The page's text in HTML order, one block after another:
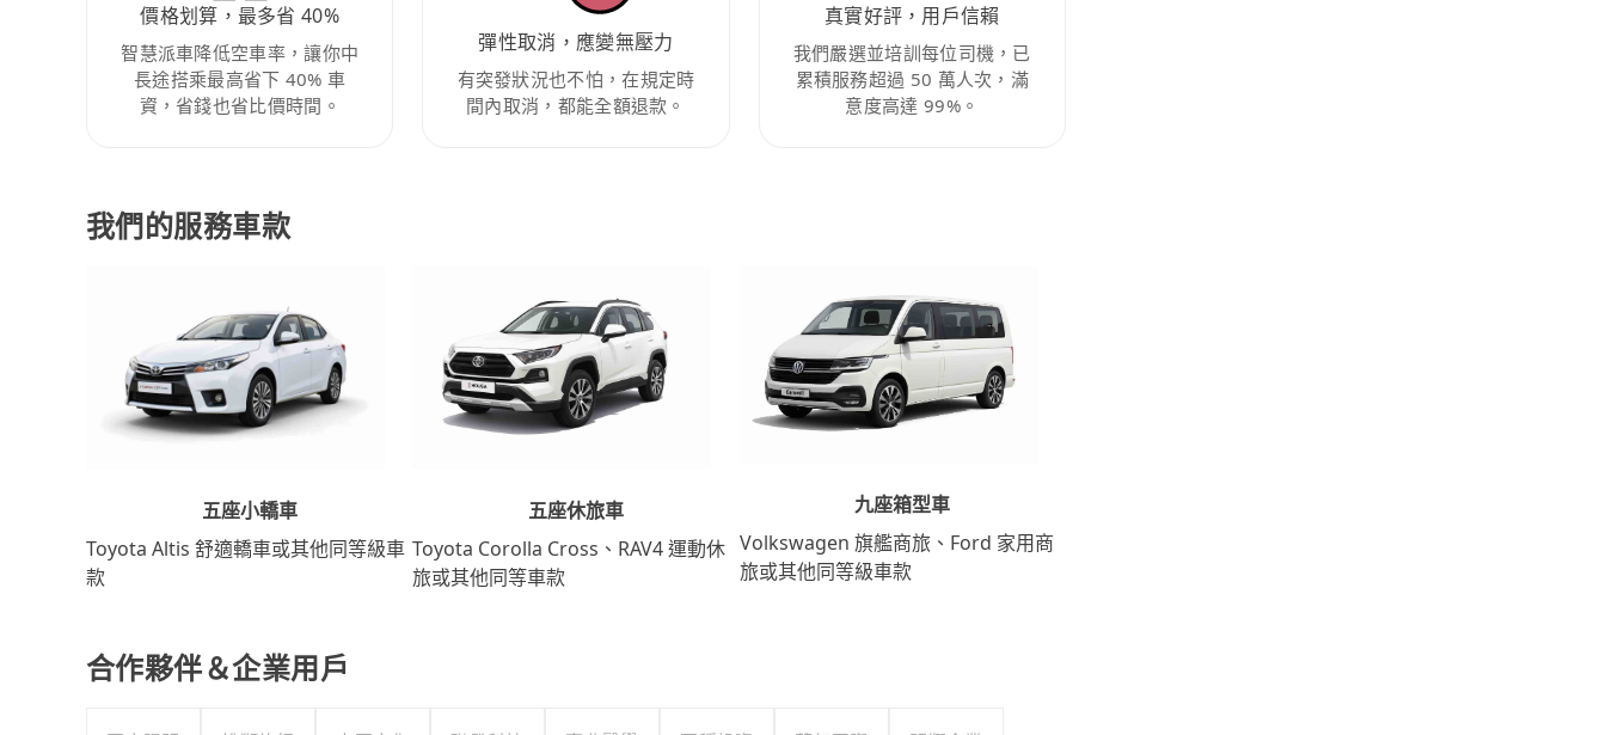
價格划算，最多省 40%
智慧派車降低空車率，讓你中
長途搭乘最高省下 40% 車
資，省錢也省比價時間。
彈性取消，應變無壓力
有突發狀況也不怕，在規定時
間內取消，都能全額退款。
真實好評，用戶信賴
我們嚴選並培訓每位司機，已
累積服務超過 50 萬人次，滿
意度高達 99%。
我們的服務車款
五座小轎車
Toyota Altis 舒適轎車或其他同等級車
款
五座休旅車
Toyota Corolla Cross、RAV4 運動休
旅或其他同等車款
九座箱型車
Volkswagen 旗艦商旅、Ford 家用商
旅或其他同等級車款
合作夥伴＆企業用戶